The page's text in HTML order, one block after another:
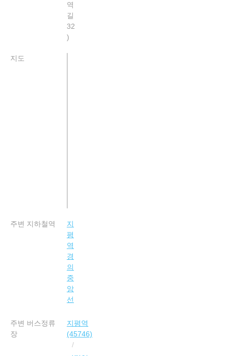
역
길
32
지도
주변 지하철역
지
평
역
경
의
중
앙
선
주변 버스정류
장
지평역
(45746)